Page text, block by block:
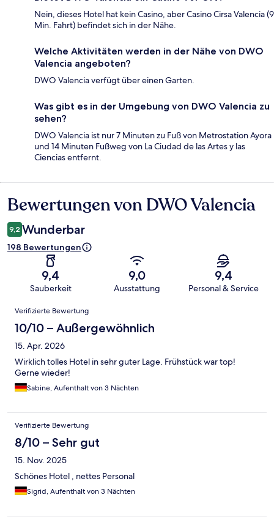
Nein, dieses Hotel hat kein Casino, aber Casino Cirsa Valencia (9
Min. Fahrt) befindet sich in der Nähe.
Welche Aktivitäten werden in der Nähe von DWO
Valencia angeboten?
DWO Valencia verfügt über einen Garten.
Was gibt es in der Umgebung von DWO Valencia zu
sehen?
DWO Valencia ist nur 7 Minuten zu Fuß von Metrostation Ayora
und 14 Minuten Fußweg von La Ciudad de las Artes y las
Ciencias entfernt.
Bewertungen
Bewertungen von DWO Valencia
9,2 Wunderbar
198 Bewertungen
9,4
Sauberkeit
9,0
Ausstattung
9,4
Personal & Service
Bewertungen
Verifizierte Bewertung
10/10 – Außergewöhnlich
15. Apr. 2026
Wirklich tolles Hotel in sehr guter Lage. Frühstück war top!
Gerne wieder!
Sabine, Aufenthalt von 3 Nächten
Verifizierte Bewertung
8/10 – Sehr gut
15. Nov. 2025
Schönes Hotel , nettes Personal
Sigrid, Aufenthalt von 3 Nächten